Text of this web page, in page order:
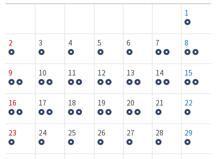
1
2 3 4 5 6 7 8
9 10 11 12 13 14 15
16 17 18 19 20 21 22
23 24 25 26 27 28 29